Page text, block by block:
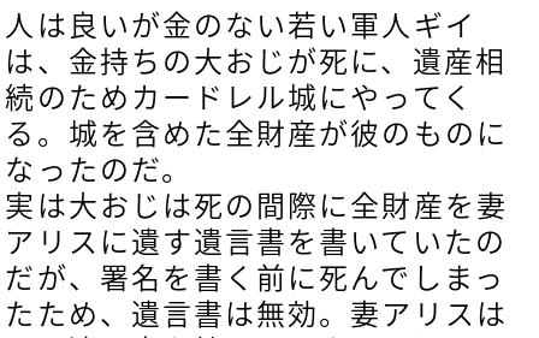
人は良いが金のない若い軍人ギイ
は、金持ちの大おじが死に、遺産相
続のためカードレル城にやってく
る。城を含めた全財産が彼のものに
なったのだ。
実は大おじは死の間際に全財産を妻
アリスに遺す遺言書を書いていたの
だが、署名を書く前に死んでしまっ
たため、遺言書は無効。妻アリスは